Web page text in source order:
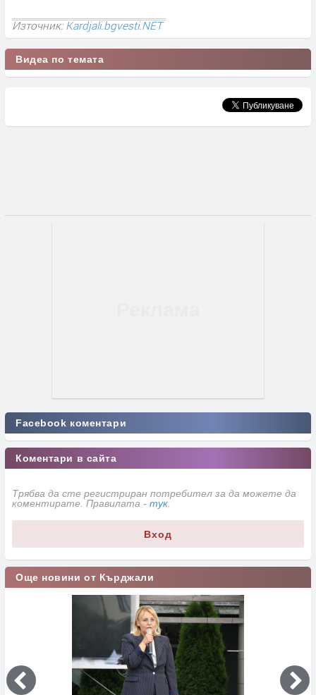
Източник:Kardjali.bgvesti.NET
Видеа по темата
Facebook коментари
Коментари в сайта
Трябва да сте регистриран потребител за да можете да
коментирате. Правилата - тук
Вход
Още новини от Кърджали